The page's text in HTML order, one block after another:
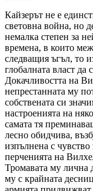
Кайзерът не е
световна война, но
немалка степен за
времена, в които
следващия ъгъл, то
глобалната власт да
Докачливостта на
непрестанната му
собствената си
настроенията на
самата тя
лесно обидчива,
изпълнена с
перченията на
Тромавата му лична
му с крайната